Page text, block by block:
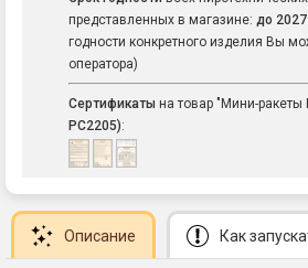
представленных в магазине: до
годности конкретного изделия Вы
оператора)
Сертификаты на товар "Мини-ракеты
РС2205):
Описание Как